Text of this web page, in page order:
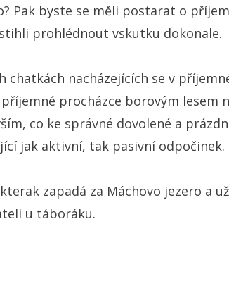
Pak byste se měli postarat o
prohlédnout vskutku dokonale.
nacházejících se v
procházce borovým lesem
co ke správné dovolené a
jak aktivní, tak pasivní odpočinek.
zapadá za Máchovo jezero a
u táboráku.